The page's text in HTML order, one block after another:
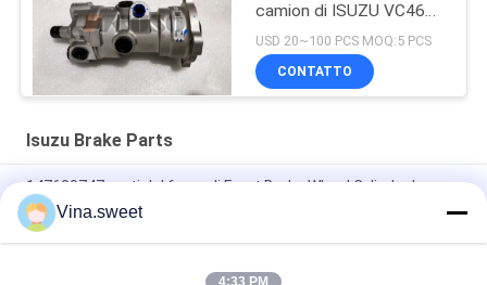
camion di ISUZU VC46
VC61 Japaneses 8-
98222788-0 241-07028
USD 20~100 PCS MOQ:5 PCS
CONTATTO
Isuzu Brake Parts
147600747 parti del freno di Front Brake Wheel Cylinder Isuzu
1476006840 cilindro di ruote del freno posteriore di 1-
47600684-0 ISUZU CXZ81 10PE1
Vina.sweet
4:33 PM